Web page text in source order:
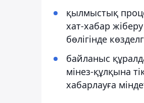
қылмыстық
хат-хабар
бөлігінде
байланыс
мінез-құлқына
хабарлауға